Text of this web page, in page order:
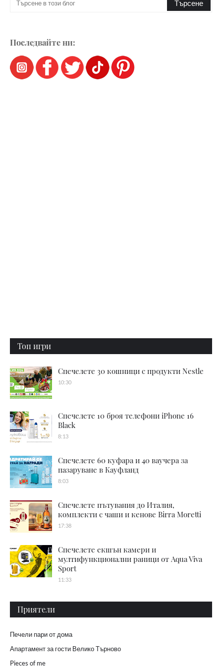
Последвайте ни:
Топ игри
Спечелете 30 кошници с продукти Nestle
10:30
Спечелете 10 броя телефони iPhone 16
Black
8:13
Спечелете 60 куфара и 40 ваучера за
пазаруване в Кауфланд
8:03
Спечелете пътувания до Италия,
комплекти с чаши и кенове Birra Moretti
17:38
Спечелете екшън камери и
мултифункционални раници от Aqua Viva
Sport
11:33
Приятели
Печели пари от дома
Апартамент за гости Велико Търново
Pieces of me